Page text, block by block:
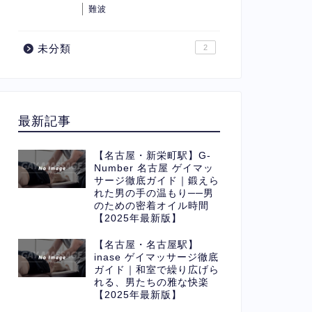
難波
未分類 2
最新記事
【名古屋・新栄町駅】G-
Number 名古屋 ゲイマッ
サージ徹底ガイド｜鍛えら
れた男の手の温もり──男
のための密着オイル時間
【2025年最新版】
【名古屋・名古屋駅】
inase ゲイマッサージ徹底
ガイド｜和室で繰り広げら
れる、男たちの雅な快楽
【2025年最新版】